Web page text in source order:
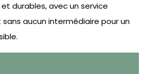
durables, avec un service
aucun intermédiaire pour un